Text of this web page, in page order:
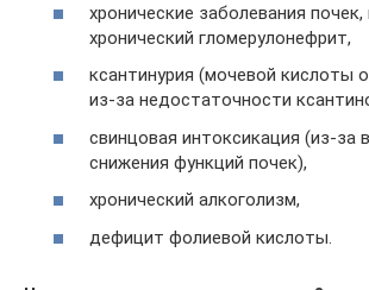
хронические заболевания почек,
хронический гломерулонефрит,
ксантинурия (мочевой кислоты
из-за недостаточности
свинцовая интоксикация (из-за
снижения функций почек),
хронический алкоголизм,
дефицит фолиевой кислоты.